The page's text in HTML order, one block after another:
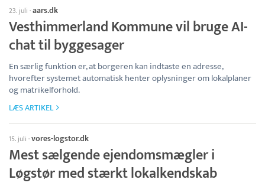
23. juli ·aars.dk
Vesthimmerland Kommune vil bruge AI-
chat til byggesager
En særlig funktion er, at borgeren kan indtaste en adresse,
hvorefter systemet automatisk henter oplysninger om lokalplaner
og matrikelforhold.
LÆS ARTIKEL
15. juli ·vores-logstor.dk
Mest sælgende ejendomsmægler i
Løgstør med stærkt lokalkendskab